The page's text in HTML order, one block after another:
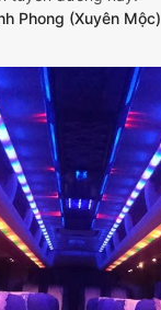
Phong (Xuyên Mộc)